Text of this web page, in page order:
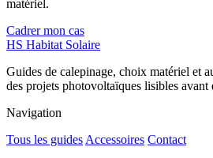
matériel.
Cadrer mon cas
HS Habitat Solaire
Guides de calepinage, choix matériel et
des projets photovoltaïques lisibles avant
Navigation
Tous les guides Accessoires Contact